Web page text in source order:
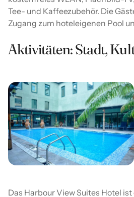
Tee- und Kaffeezubehör. Die
Zugang zum hoteleigenen Pool
Aktivitäten: Stadt,
Das Harbour View Suites Hotel